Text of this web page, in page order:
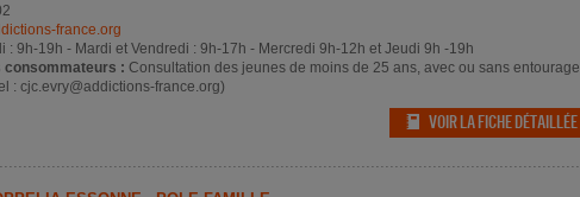
france.org
: 9h-19h - Mardi et Vendredi : 9h-17h - Mercredi 9h-12h et Jeudi 9h -19h
consommateurs : Consultation des jeunes de moins de 25 ans, avec ou sans entourage
: cjc.evry@addictions-france.org)
VOIR LA FICHE DÉTAILLÉE